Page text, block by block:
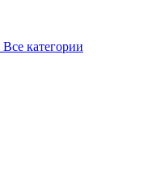
Все категории